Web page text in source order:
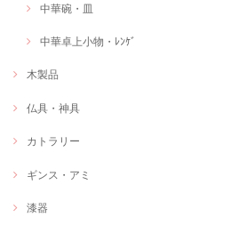
中華碗・皿
中華卓上小物・ﾚﾝｹﾞ
木製品
仏具・神具
カトラリー
ギンス・アミ
漆器